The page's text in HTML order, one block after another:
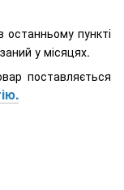
останньому пункті
у місяцях.
поставляється